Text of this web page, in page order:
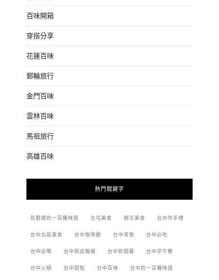
百味開箱
穿搭分享
花蓮百味
郵輪旅行
金門百味
雲林百味
馬祖旅行
高雄百味
熱門關鍵字
別墅裡的一百種味道 北屯美食 南屯美食 台中伴手禮
台中北區美食 台中咖啡廳 台中宵夜 台中必吃
台中必喝 台中新店報報 台中新開幕 台中早午餐
台中火鍋 台中甜點 台中百味 台中的一百種味道